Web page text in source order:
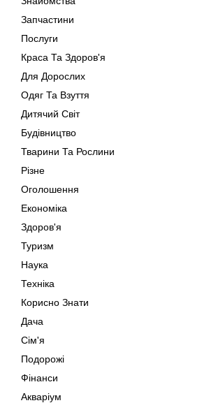
Запчастини
Послуги
Краса Та Здоров'я
Для Дорослих
Одяг Та Взуття
Дитячий Світ
Будівництво
Тварини Та Рослини
Різне
Оголошення
Економіка
Здоров'я
Туризм
Наука
Техніка
Корисно Знати
Дача
Сім'я
Подорожі
Фінанси
Акваріум